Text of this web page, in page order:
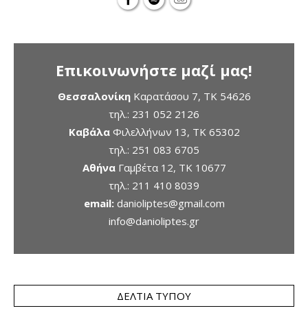
Επικοινωνήστε μαζί μας!
ΘεσσαλονίκηΚαρατάσου 7, TK 54626
τηλ.: 231 052 2126
ΚαβάλαΦιλελλήνων 13, ΤΚ 65302
τηλ.: 251 083 6705
ΑθήναΓαμβέτα 12, ΤΚ 10677
τηλ.: 211 410 8039
email: danioliptes@gmail.com
info@danioliptes.gr
ΔΕΛΤΊΑ ΤΎΠΟΥ